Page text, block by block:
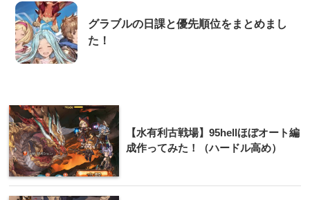
グラブルの日課と優先順位をまとめまし
た！
【水有利古戦場】95hellほぼオート編
成作ってみた！（ハードル高め）